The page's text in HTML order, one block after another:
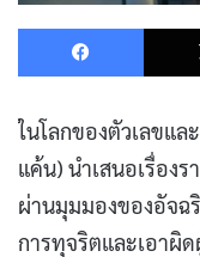
ในโลกของตัวเลขแล
แค้น) นำเสนอเรื่อง
ผ่านมุมมองของอัจฉ
การทุจริตและเอาผิ